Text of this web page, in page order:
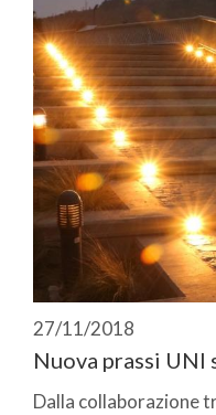
27/11/2018
Nuova prassi UNI
Dalla collaborazione